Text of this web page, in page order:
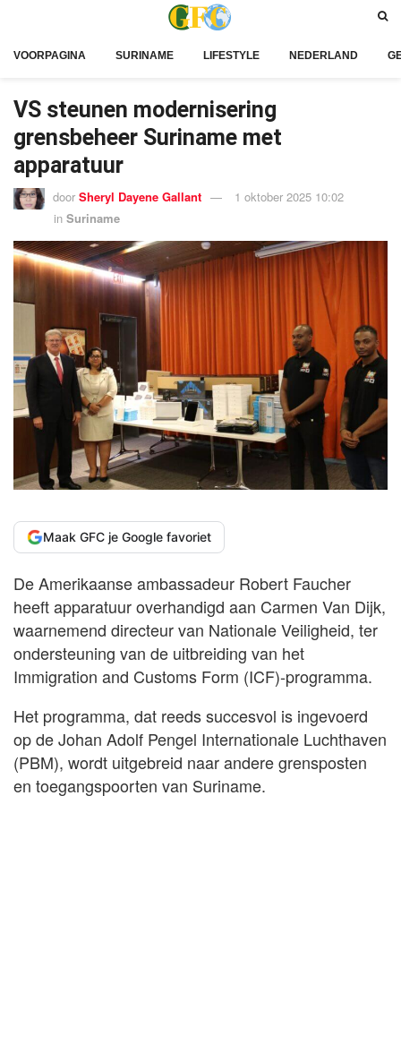
VOORPAGINA SURINAME LIFESTYLE NEDERLAND
VS steunen modernisering
grensbeheer Suriname met
apparatuur
door Sheryl Dayene Gallant
1 oktober 2025 10:02
in Suriname
Maak GFC je Google favoriet
De Amerikaanse ambassadeur Robert Faucher
heeft apparatuur overhandigd aan Carmen Van Dijk,
waarnemend directeur van Nationale Veiligheid, ter
ondersteuning van de uitbreiding van het
Immigration and Customs Form (ICF)-programma.
Het programma, dat reeds succesvol is ingevoerd
op de Johan Adolf Pengel Internationale Luchthaven
(PBM), wordt uitgebreid naar andere grensposten
en toegangspoorten van Suriname.